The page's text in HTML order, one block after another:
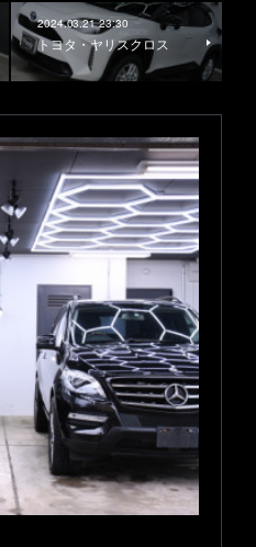
2024.03.21 23:30
トヨタ・ヤリスクロス